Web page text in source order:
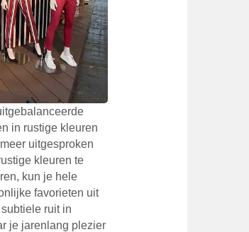
in rustige kleuren
uitgesproken
kleuren te
kun je hele
favorieten uit
ruit in
je jarenlang plezier